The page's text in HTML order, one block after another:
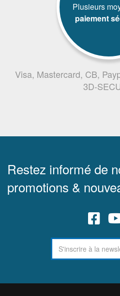
Plusieurs
paiement
Visa, Mastercard, CB,
3D-
Restez informé de
promotions &